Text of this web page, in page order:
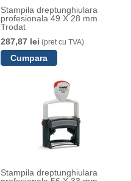
Stampila dreptunghiulara
profesionala 49 X 28 mm
Trodat
287,87 lei (pret cu TVA)
Stampila dreptunghiulara